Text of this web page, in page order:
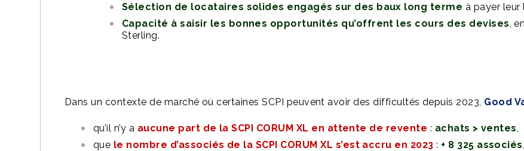
Sélection de locataires solides engagés sur des baux long terme à payer leur
Capacité à saisir les bonnes opportunités qu’offrent les cours des devises ,
Sterling.
Dans un contexte de marché où certaines SCPI peuvent avoir des difficultés depuis 2023, Good
qu’il n’y a aucune part de la SCPI CORUM XL en attente de revente : achats > ventes
que le nombre d’associés de la SCPI CORUM XL s’est accru en 2023 : + 8 325 associés